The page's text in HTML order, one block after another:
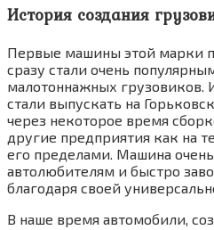
История создания
Первые машины этой марки
сразу стали очень
малотоннажных грузовиков.
стали выпускать на
через некоторое время
другие предприятия как на
его пределами. Машина
автолюбителям и быстро
благодаря своей
В наше время автомобили,